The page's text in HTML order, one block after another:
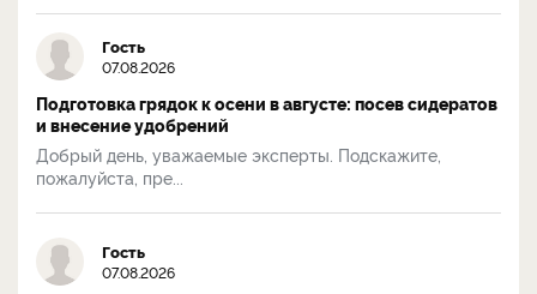
Гость
07.08.2026
Подготовка грядок к осени в августе: посев сидератов
и внесение удобрений
Добрый день, уважаемые эксперты. Подскажите,
пожалуйста, пре...
Гость
07.08.2026